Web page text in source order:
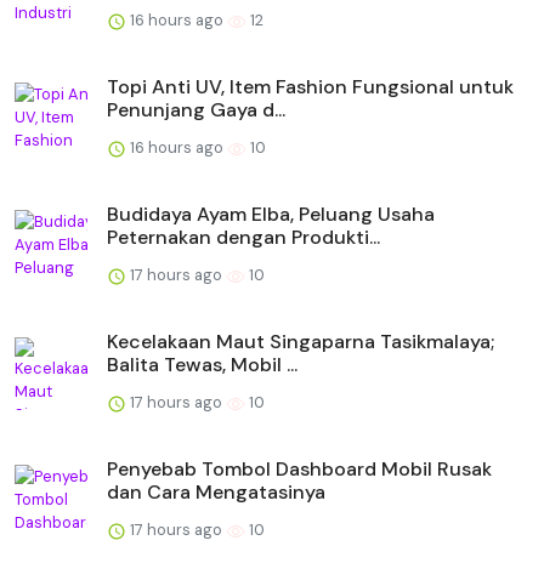
16 hours ago 12
Topi Anti UV, Item Fashion Fungsional untuk
Penunjang Gaya d...
16 hours ago 10
Budidaya Ayam Elba, Peluang Usaha
Peternakan dengan Produkti...
17 hours ago 10
Kecelakaan Maut Singaparna Tasikmalaya;
Balita Tewas, Mobil ...
17 hours ago 10
Penyebab Tombol Dashboard Mobil Rusak
dan Cara Mengatasinya
17 hours ago 10